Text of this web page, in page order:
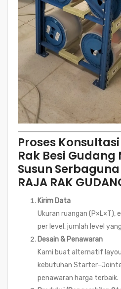
Proses
Rak Besi
Susun Serbaguna
RAJA RAK
Kirim Data
Ukuran ruangan
per level, jumlah level
Desain & Penawaran
Kami buat alternatif
kebutuhan
penawaran harga terbaik.